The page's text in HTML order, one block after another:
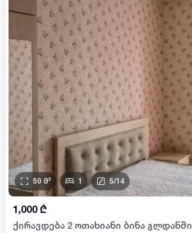
50 მ² 1 5/14
1,000 ₾
ქირავდება 2 ოთახიანი ბინა გლდანში